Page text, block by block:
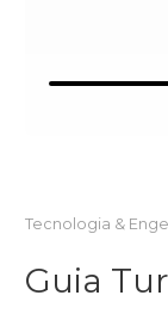
Tecnologia &
Guia